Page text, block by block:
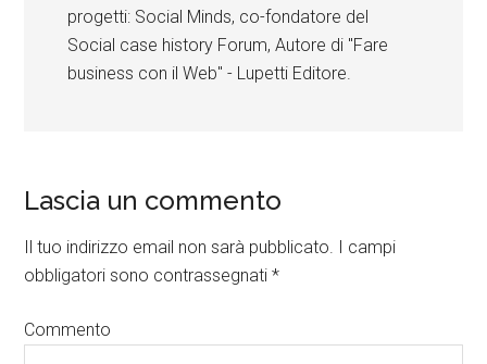
progetti: Social Minds, co-fondatore del
Social case history Forum, Autore di "Fare
business con il Web" - Lupetti Editore.
Lascia un commento
Il tuo indirizzo email non sarà pubblicato. I campi
obbligatori sono contrassegnati*
Commento